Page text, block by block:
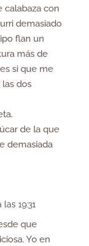
calabaza con
demasiado
flan un
más de
si que me
dos
de la que
demasiada
19:31
que
Yo en